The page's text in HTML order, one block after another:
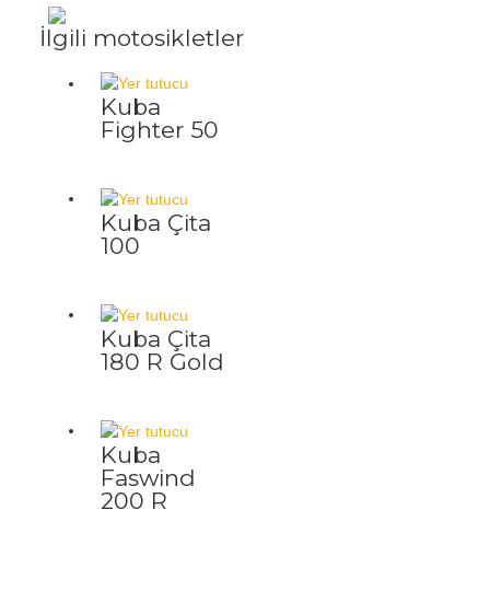
İlgili motosikletler
Kuba
Fighter 50
Kuba Çita
100
Kuba Çita
180 R Gold
Kuba
Faswind
200 R